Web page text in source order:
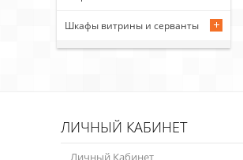
Шкафы витрины и серванты
ЛИЧНЫЙ КАБИНЕТ
Личный Кабинет